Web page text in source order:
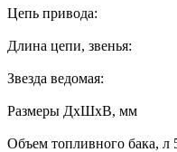
Цепь привода:
Длина цепи, звенья:
Звезда ведомая:
Размеры ДхШхВ, мм
Объем топливного бака, л